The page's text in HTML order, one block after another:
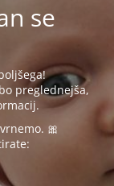
se
preglednejša,
🎀